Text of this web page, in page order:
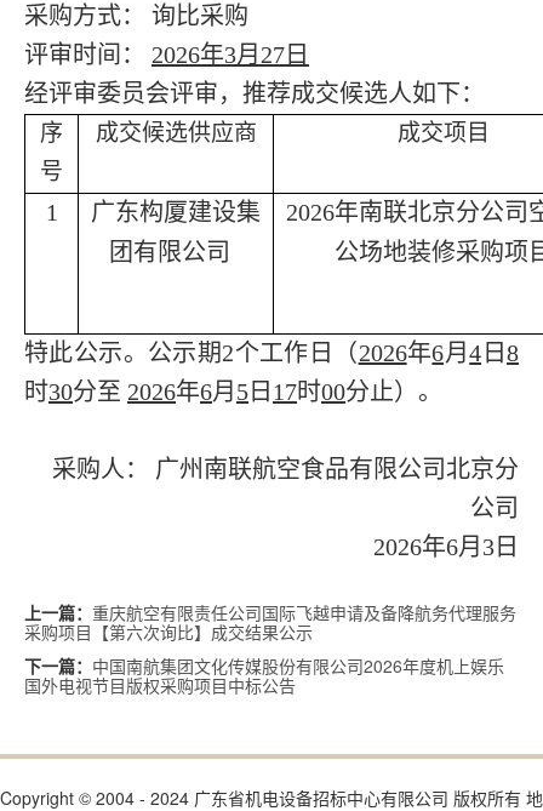
采购方式：
询比采购
评审时间：
2026年3月 27 日
经评审委员会评审，推荐成交候选人如下：
序
号
成交候选供应商 成交项目
1
广东构厦建设集
团有限公司
2026年南联北京分公司
公场地装修采购项
特此公示。公示期2个工作日（2026年6月4 日8
时30分至 2026年6月 5 日 17时00分止）。
采购人： 广州南联航空食品有限公司北京分
公司
2026年6月 3 日
上一篇： 重庆航空有限责任公司国际飞越申请及备降航务代理服务
采购项目【第六次询比】成交结果公示
下一篇： 中国南航集团文化传媒股份有限公司2026年度机上娱乐
国外电视节目版权采购项目中标公告
Copyright © 2004 - 2024 广东省机电设备招标中心有限公司 版权所有 地